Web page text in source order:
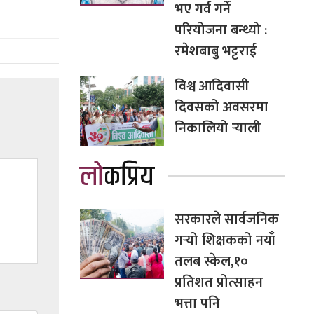
भए गर्व गर्ने
परियोजना बन्थ्यो :
रमेशबाबु भट्टराई
विश्व आदिवासी
दिवसको अवसरमा
निकालियो र्‍याली
लोकप्रिय
सरकारले सार्वजनिक
गर्‍यो शिक्षकको नयाँ
तलब स्केल,१०
प्रतिशत प्रोत्साहन
भत्ता पनि